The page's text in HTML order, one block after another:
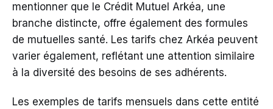
mentionner que le Crédit Mutuel Arkéa, une
branche distincte, offre également des formules
de mutuelles santé. Les tarifs chez Arkéa peuvent
varier également, reflétant une attention similaire
à la diversité des besoins de ses adhérents.
Les exemples de tarifs mensuels dans cette entité